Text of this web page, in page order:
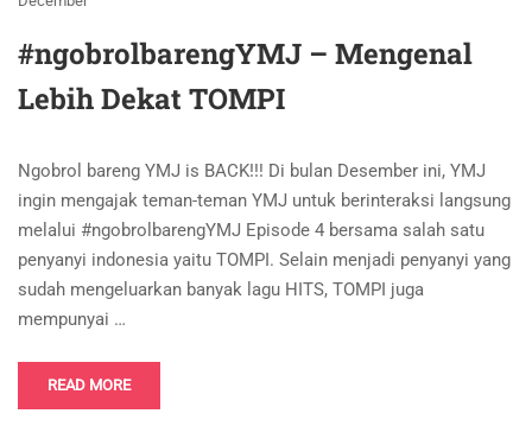
#ngobrolbarengYMJ – Mengenal
Lebih Dekat TOMPI
Ngobrol bareng YMJ is BACK!!! Di bulan Desember ini, YMJ
ingin mengajak teman-teman YMJ untuk berinteraksi langsung
melalui #ngobrolbarengYMJ Episode 4 bersama salah satu
penyanyi indonesia yaitu TOMPI. Selain menjadi penyanyi yang
sudah mengeluarkan banyak lagu HITS, TOMPI juga
mempunyai …
READ MORE